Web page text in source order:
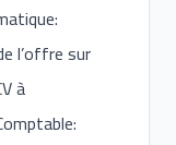
l’offre sur
à